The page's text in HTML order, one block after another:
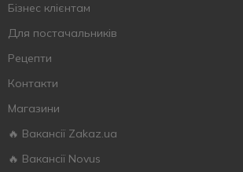
Бізнес клієнтам
Для постачальників
Рецепти
Контакти
Магазини
🔥 Вакансії Zakaz.ua
🔥 Вакансії Novus